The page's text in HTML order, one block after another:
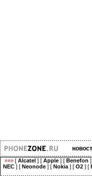
»»» [ Alcatel ] [ Apple ] [ Benefon
NEC ] [ Neonode ] [ Nokia ] [ O2 ] [